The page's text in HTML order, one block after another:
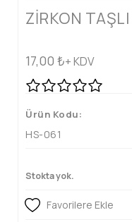
ZİRKON
17,00 ₺+ KDV
Ürün Kodu:
HS-061
Stokta yok.
Favorilere Ekle